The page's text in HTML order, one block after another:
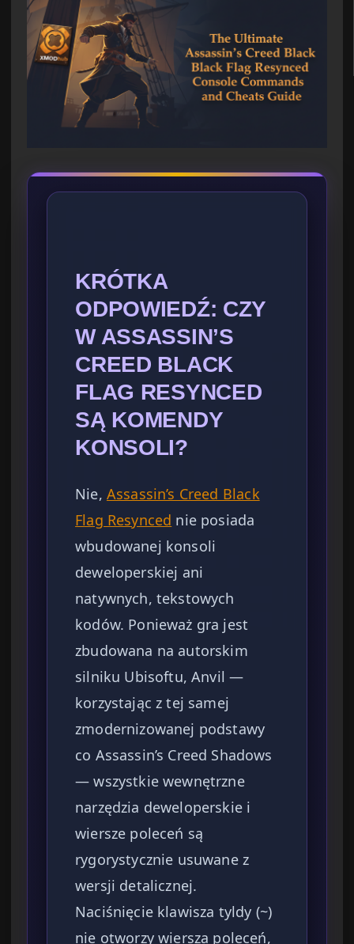
KRÓTKA
ODPOWIEDŹ: CZY
W ASSASSIN’S
CREED BLACK
FLAG RESYNCED
SĄ KOMENDY
KONSOLI?
Nie, Assassin’s Creed Black
Flag Resynced nie posiada
wbudowanej konsoli
deweloperskiej ani
natywnych, tekstowych
kodów. Ponieważ gra jest
zbudowana na autorskim
silniku Ubisoftu, Anvil —
korzystając z tej samej
zmodernizowanej podstawy
co Assassin’s Creed Shadows
— wszystkie wewnętrzne
narzędzia deweloperskie i
wiersze poleceń są
rygorystycznie usuwane z
wersji detalicznej.
Naciśnięcie klawisza tyldy (~)
nie otworzy wiersza poleceń,